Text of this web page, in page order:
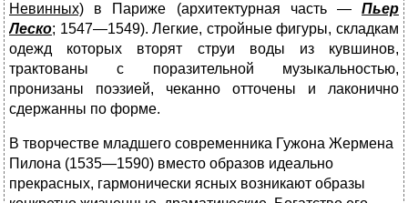
Невинных) в Париже (архитектурная часть — Пьер
Леско; 1547—1549). Легкие, стройные фигуры, складкам
одежд которых вторят струи воды из кувшинов,
трактованы с порази­тельной музыкальностью,
пронизаны поэзией, чеканно отточены и лаконично
сдержанны по форме.
В творчестве младшего современника Гужона Жермена
Пилона (1535—1590) вместо образов идеально
прекрасных, гармонически ясных возникают образы